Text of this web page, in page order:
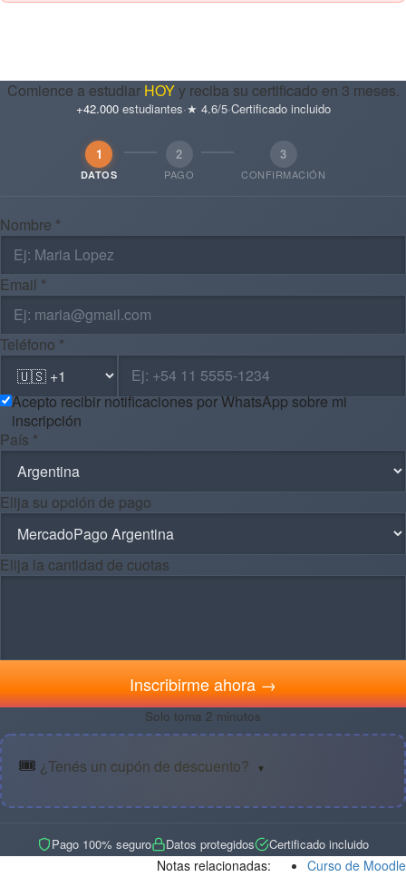
Comience a estudiar HOYy reciba su certificado en 3 meses.
+42.000estudiantes·★ 4.6/5·Certificado incluido
1
DATOS
2
PAGO
3
CONFIRMACIÓN
Nombre *
Email *
Teléfono *
Acepto recibir notificaciones por WhatsApp sobre mi
inscripción
País *
Elija su opción de pago
Elija la cantidad de cuotas
Inscribirme ahora →
Solo toma 2 minutos
🎟️ ¿Tenés un cupón de descuento? ▼
Pago 100% seguro Datos protegidos Certificado incluido
Notas relacionadas: Curso de Moodle